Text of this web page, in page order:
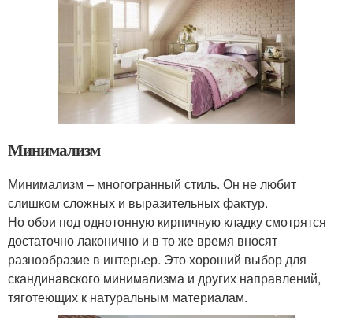
Минимализм
Минимализм – многогранный стиль. Он не любит
слишком сложных и выразительных фактур.
Но обои под однотонную кирпичную кладку смотрятся
достаточно лаконично и в то же время вносят
разнообразие в интерьер. Это хороший выбор для
скандинавского минимализма и других направлений,
тяготеющих к натуральным материалам.